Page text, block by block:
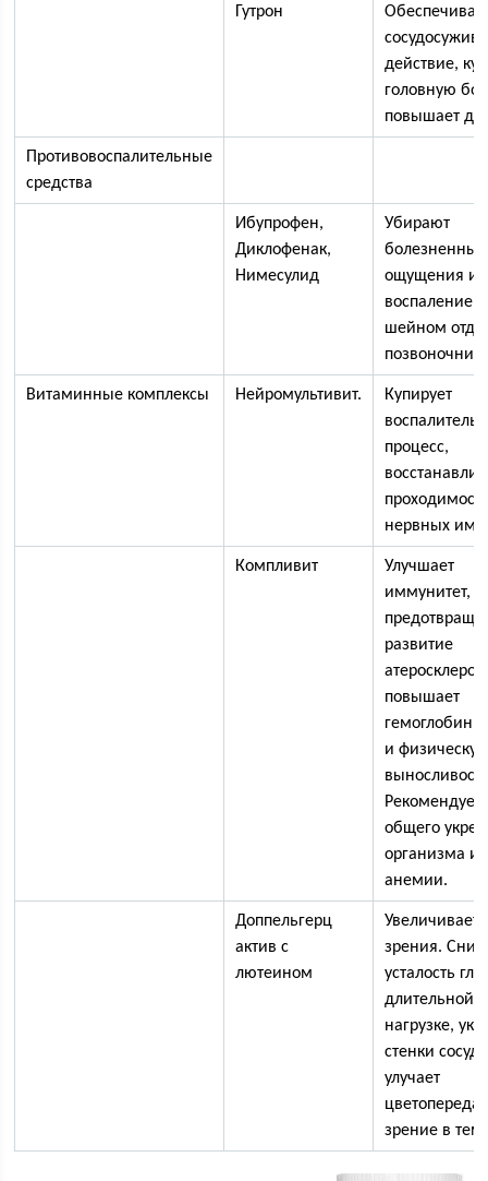
Гутрон
действие,
головную
повышает
Противовоспалительные
средства
Ибупрофен,
Диклофенак,
Нимесулид
Убирают
болезненные
ощущения и
воспаление в
шейном
Витаминные комплексы Нейромультивит.
Купирует
процесс,
нервных
Компливит
Улучшает
иммунитет,
развитие
повышает
гемоглобин
и
общего
организма и
анемии.
Доппельгерц
актив с
лютеином
Увеличивает
зрения.
усталость
длительной
нагрузке,
стенки
улучает
зрение в